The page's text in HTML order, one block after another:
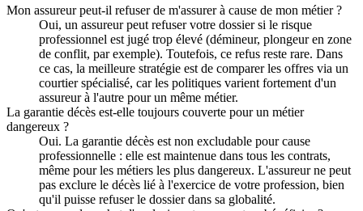
Mon assureur peut-il refuser de m'assurer à cause de mon métier ?
Oui, un assureur peut refuser votre dossier si le risque
professionnel est jugé trop élevé (démineur, plongeur en zone
de conflit, par exemple). Toutefois, ce refus reste rare. Dans
ce cas, la meilleure stratégie est de comparer les offres via un
courtier spécialisé, car les politiques varient fortement d'un
assureur à l'autre pour un même métier.
La garantie décès est-elle toujours couverte pour un métier
dangereux ?
Oui. La garantie décès est non excludable pour cause
professionnelle : elle est maintenue dans tous les contrats,
même pour les métiers les plus dangereux. L'assureur ne peut
pas exclure le décès lié à l'exercice de votre profession, bien
qu'il puisse refuser le dossier dans sa globalité.